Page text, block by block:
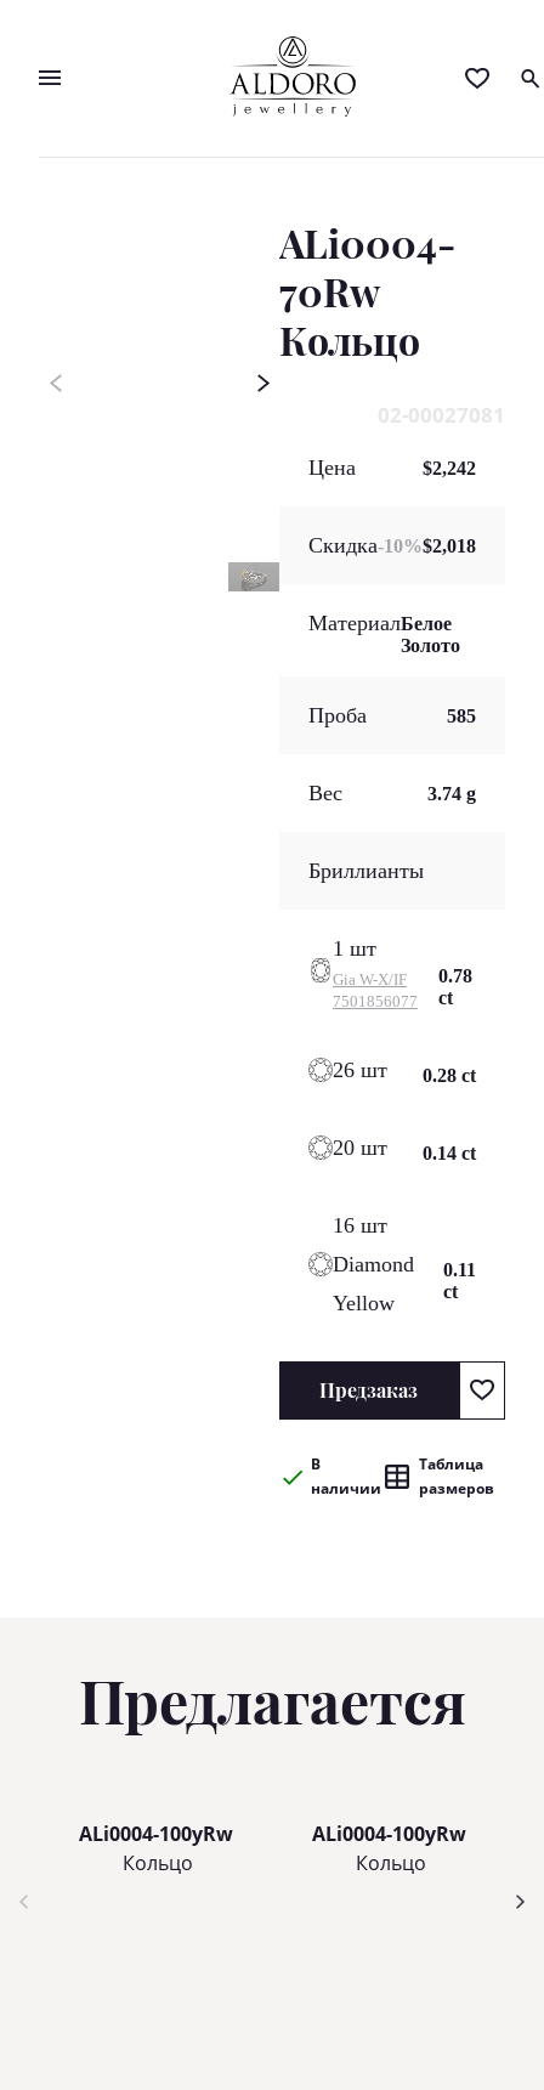
ALi0004-
70Rw
Кольцo
02-00027081
Цена $2,242
Скидка-10%$2,018
МатериалБелое
Золото
Проба 585
Вес 3.74 g
Бриллианты
1 шт
Gia W-X/IF
7501856077
0.78
ct
26 шт 0.28 ct
20 шт 0.14 ct
16 шт
Diamond
Yellow
0.11
ct
Предзаказ
В
наличии
Таблица
размеров
Предлагается
ALi0004-100yRw
Кольцo
ALi0004-100yRw
Кольцo